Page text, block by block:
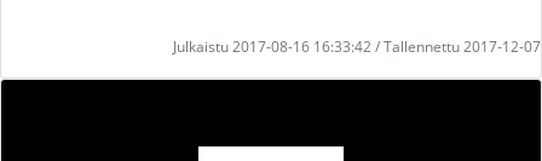
Julkaistu 2017-08-16 16:33:42 / Tallennettu 2017-12-07